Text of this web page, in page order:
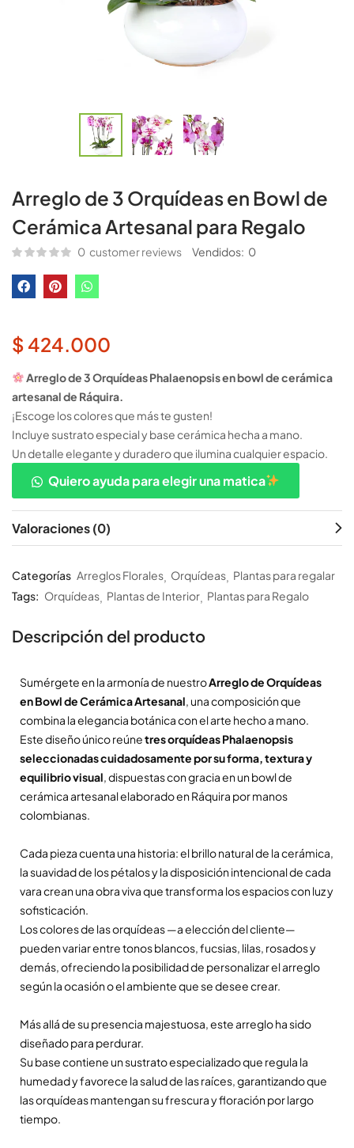
Arreglo de 3 Orquídeas en Bowl de
Cerámica Artesanal para Regalo
0 customer reviews Vendidos: 0
$ 424.000
Arreglo de 3 Orquídeas Phalaenopsis en bowl de cerámica
artesanal de Ráquira.
¡Escoge los colores que más te gusten!
Incluye sustrato especial y base cerámica hecha a mano.
Un detalle elegante y duradero que ilumina cualquier espacio.
Quiero ayuda para elegir una matica
Valoraciones (0)
Categorías Arreglos Florales Orquídeas Plantas para regalar
Tags: Orquídeas Plantas de Interior Plantas para Regalo
Descripción del producto
Sumérgete en la armonía de nuestroArreglo de Orquídeas
en Bowl de Cerámica Artesanal , una composición que
combina la elegancia botánica con el arte hecho a mano.
Este diseño único reúnetres orquídeas Phalaenopsis
seleccionadas cuidadosamente por su forma, textura y
equilibrio visual , dispuestas con gracia en un bowl de
cerámica artesanal elaborado en Ráquira por manos
colombianas.
Cada pieza cuenta una historia: el brillo natural de la cerámica,
la suavidad de los pétalos y la disposición intencional de cada
vara crean una obra viva que transforma los espacios con luz y
sofisticación.
Los colores de las orquídeas —a elección del cliente—
pueden variar entre tonos blancos, fucsias, lilas, rosados y
demás, ofreciendo la posibilidad de personalizar el arreglo
según la ocasión o el ambiente que se desee crear.
Más allá de su presencia majestuosa, este arreglo ha sido
diseñado para perdurar.
Su base contiene un sustrato especializado que regula la
humedad y favorece la salud de las raíces, garantizando que
las orquídeas mantengan su frescura y floración por largo
tiempo.